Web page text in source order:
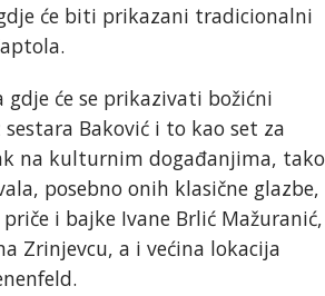
će biti prikazani tradicionalni
gdje će se prikazivati božićni
Baković i to kao set za
na kulturnim događanjima, tako
posebno onih klasične glazbe,
i bajke Ivane Brlić Mažuranić,
Zrinjevcu, a i većina lokacija